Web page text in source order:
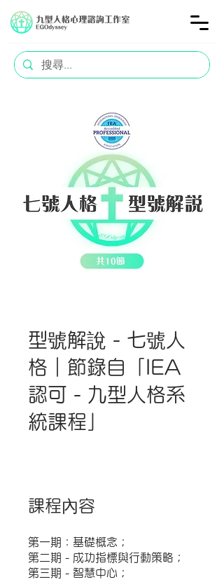
型號解說 - 七號人
格｜節錄自「IEA
認可 - 九型人格系
統課程」
課程內容
第一期：基礎概念；
第二期 - 成功指標與行動策略；
第三期 - 智慧中心；